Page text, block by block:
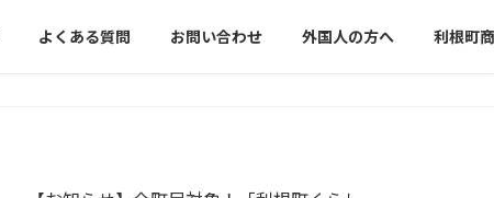
よくある質問 お問い合わせ 外国人の方へ 利根町